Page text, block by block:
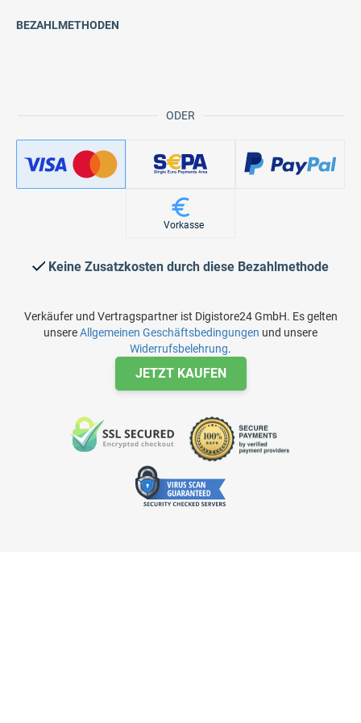
ODER
BEZAHLMETHODEN
Vorkasse
Keine Zusatzkosten durch diese Bezahlmethode
Verkäufer und Vertragspartner ist Digistore24 GmbH. Es gelten
unsereAllgemeinen Geschäftsbedingungen und unsere
Widerrufsbelehrung.
JETZT KAUFEN